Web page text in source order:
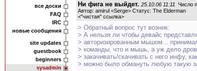
все доски
FAQ
IRC
новые сообщения
site updates
guestbook
beginners
sysadmin
Ни фига не выйдет. 25.10.06 11:11 Число
Автор: amirul <Serge> Статус: The Elderman
<"чистая" ссылка>
> Обратный вопрос тут возник:
> А нельзя ли чтобы девайс
> авторизированным мышом...
> команды, что и мышь, а уж дело дров
> закачивать/скачивать с него инфу,
> можно было обмануть любую такую